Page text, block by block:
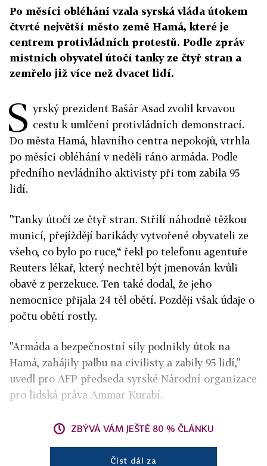
Po měsíci obléhání vzala syrská vláda útokem
čtvrté největší město země Hamá, které je
centrem protivládních protestů. Podle zpráv
místních obyvatel útočí tanky ze čtyř stran a
zemřelo již více než dvacet lidí.
S yrský prezident Bašár Asad zvolil krvavou
cestu k umlčení protivládních demonstrací.
Do města Hamá, hlavního centra nepokojů, vtrhla
po měsíci obléhání v neděli ráno armáda. Podle
předního nevládního aktivisty při tom zabila 95
lidí.
"Tanky útočí ze čtyř stran. Střílí náhodně těžkou
municí, přejíždějí barikády vytvořené obyvateli ze
všeho, co bylo po ruce,“ řekl po telefonu agentuře
Reuters lékař, který nechtěl být jmenován kvůli
obavě z perzekuce. Ten také dodal, že jeho
nemocnice přijala 24 těl obětí. Později však údaje o
počtu obětí rostly.
"Armáda a bezpečnostní síly podnikly útok na
Hamá, zahájily palbu na civilisty a zabily 95 lidí,"
uvedl pro AFP předseda syrské Národní organizace
pro lidská práva Ammar Kurabí.
ZBÝVÁ VÁM JEŠTĚ 80 % ČLÁNKU
Číst dál za